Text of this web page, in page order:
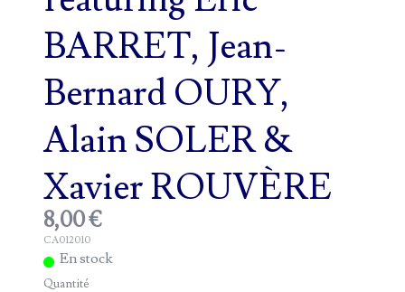
BARRET, Jean-
Bernard OURY,
Alain SOLER &
Xavier ROUVÈRE
8,00 €
CA012010
En stock
Quantité